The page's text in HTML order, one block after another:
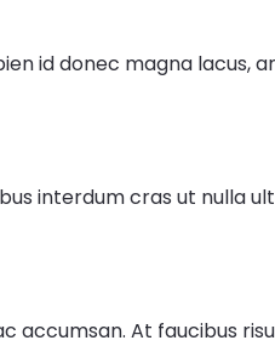
id donec magna lacus,
interdum cras ut nulla
accumsan. At faucibus